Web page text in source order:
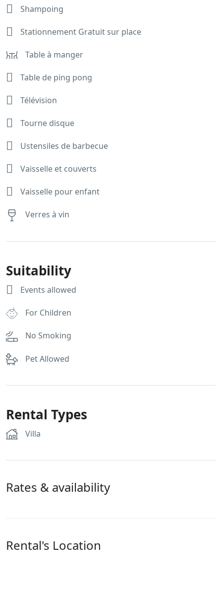
Shampoing
Stationnement Gratuit sur place
Table à manger
Table de ping pong
Télévision
Tourne disque
Ustensiles de barbecue
Vaisselle et couverts
Vaisselle pour enfant
Verres à vin
Suitability
Events allowed
For Children
No Smoking
Pet Allowed
Rental Types
Villa
Rates & availability
Rental's Location